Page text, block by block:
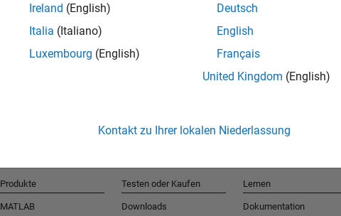
Ireland (English)
Italia (Italiano)
Luxembourg (English)
Deutsch
English
Français
United Kingdom (English)
Kontakt zu Ihrer lokalen Niederlassung
Produkte
MATLAB
Testen oder Kaufen
Downloads
Lernen
Dokumentation